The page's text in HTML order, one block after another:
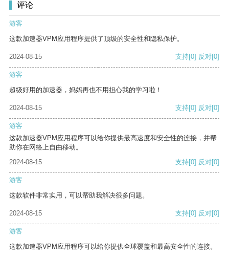
评论
游客
这款加速器VPM应用程序提供了顶级的安全性和隐私保护。
2024-08-15 支持[0] 反对[0]
游客
超级好用的加速器，妈妈再也不用担心我的学习啦！
2024-08-15 支持[0] 反对[0]
游客
这款加速器VPM应用程序可以给你提供最高速度和安全性的连接，并帮
助你在网络上自由移动。
2024-08-15
支持[0] 反对[0]
游客
这款软件非常实用，可以帮助我解决很多问题。
2024-08-15 支持[0] 反对[0]
游客
这款加速器VPM应用程序可以给你提供全球覆盖和最高安全性的连接。